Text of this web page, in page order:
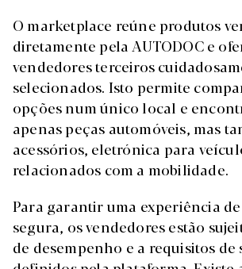
O marketplace reúne produtos
diretamente pela AUTODOC e
vendedores terceiros
selecionados. Isto permite
opções num único local e
apenas peças automóveis, mas
acessórios, eletrónica para
relacionados com a mobilidade.
Para garantir uma experiência
segura, os vendedores estão
de desempenho e a requisitos de